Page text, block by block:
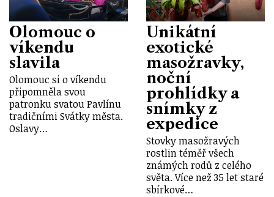
Olomouc o
víkendu
slavila
Olomouc si o víkendu
připomněla svou
patronku svatou Pavlínu
tradičními Svátky města.
Oslavy…
Unikátní
exotické
masožravky,
noční
prohlídky a
snímky z
expedice
Stovky masožravých
rostlin téměř všech
známých rodů z celého
světa. Více než 35 let staré
sbírkové…